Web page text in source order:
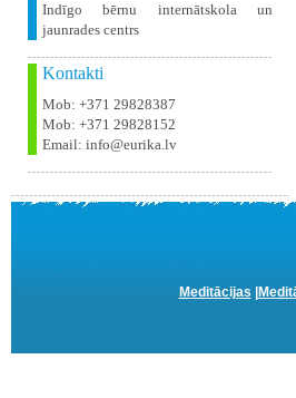
Indīgo bērnu internātskola un
jaunrades centrs
Kontakti
Mob: +371 29828387
Mob: +371 29828152
Email: info@eurika.lv
Meditācijas